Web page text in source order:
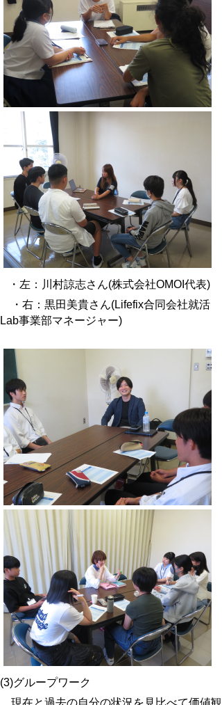
・左：川村諒志さん(株式会社OMOI代表)
・右：黒田美貴さん(Lifefix合同会社就活
Lab事業部マネージャー)
(3)グループワーク
現在と過去の自分の状況を見比べて価値観